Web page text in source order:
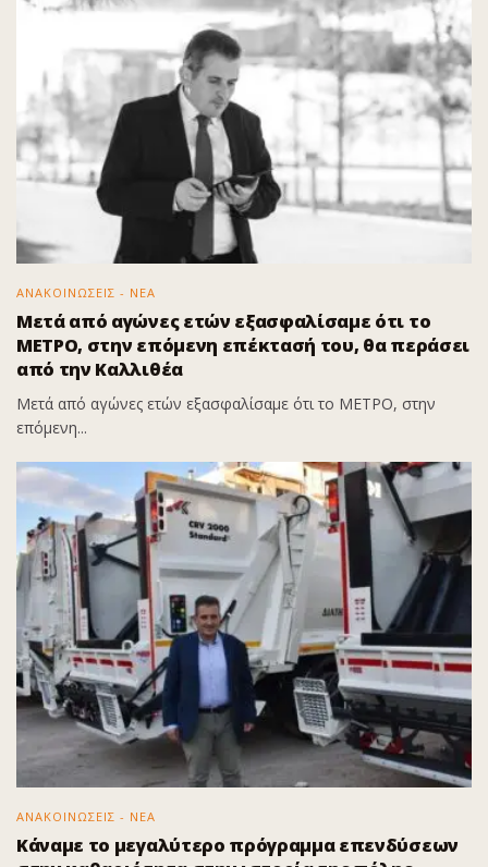
ΑΝΑΚΟΙΝΩΣΕΙΣ - ΝΕΑ
Μετά από αγώνες ετών εξασφαλίσαμε ότι το
ΜΕΤΡΟ, στην επόμενη επέκτασή του, θα περάσει
από την Καλλιθέα
Μετά από αγώνες ετών εξασφαλίσαμε ότι το ΜΕΤΡΟ, στην
επόμενη...
ΑΝΑΚΟΙΝΩΣΕΙΣ - ΝΕΑ
Κάναμε το μεγαλύτερο πρόγραμμα επενδύσεων